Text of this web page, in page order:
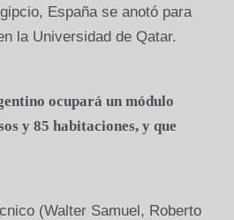
España se anotó para
la Universidad de Qatar.
ocupará un módulo
y 85 habitaciones, y que
(Walter Samuel, Roberto